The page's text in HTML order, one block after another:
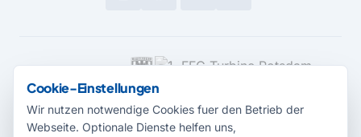
MEDIENPARTNER
Cookie-Einstellungen
Wir nutzen notwendige Cookies fuer den Betrieb der
Webseite. Optionale Dienste helfen uns,